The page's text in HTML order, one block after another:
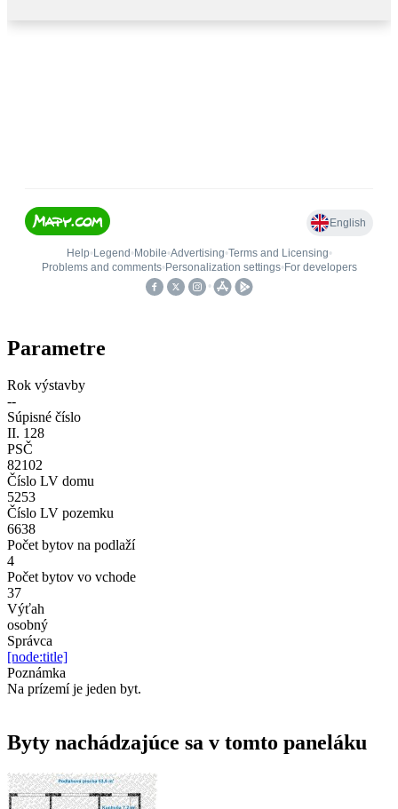
Parametre
Rok výstavby
--
Súpisné číslo
II. 128
PSČ
82102
Číslo LV domu
5253
Číslo LV pozemku
6638
Počet bytov na podlaží
4
Počet bytov vo vchode
37
Výťah
osobný
Správca
[node:title]
Poznámka
Na prízemí je jeden byt.
Byty nachádzajúce sa v tomto paneláku